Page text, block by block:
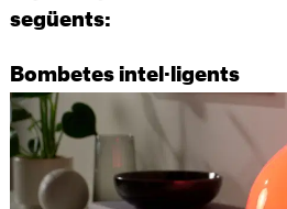
següents:
Bombetes intel·ligents